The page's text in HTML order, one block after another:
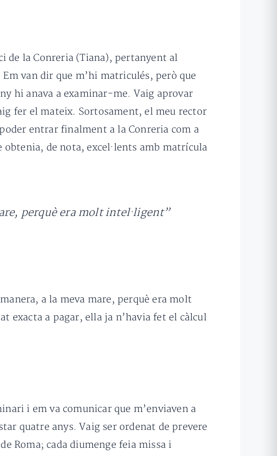
de la Conreria (Tiana), pertanyent al
van dir que m’hi matriculés, però que
hi anava a examinar-me. Vaig aprovar
fer el mateix. Sortosament, el meu rector
entrar finalment a la Conreria com a
de nota, excel·lents amb matrícula
perquè era molt intel·ligent”
a la meva mare, perquè era molt
exacta a pagar, ella ja n’havia fet el càlcul
i em va comunicar que m’enviaven a
quatre anys. Vaig ser ordenat de prevere
Roma; cada diumenge feia missa i